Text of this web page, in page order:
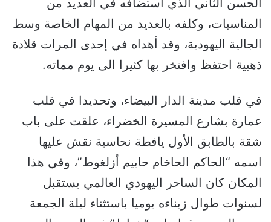
الحسن الثاني الذي استضافه في العديد من
المناسبات، وكلفه بالعديد من المهام الخاصة وسط
الجالية اليهودية، وقد أهداه في إحدى المرات قلادة
ذهبية احتفظ وافتخر بها كثيرا الى يوم مماته.
في قلب مدينة الدار البيضاء، وتحديدا في قلب
عمارة بشارع المسيرة الخضراء، علقت على باب
شقة بالطابق الأول يافطة نحاسية نقش عليها
اسمه “الحاكم الحاخام حاييم أزلغوط”، وفي هذا
المكان كان الساحر اليهودي العالمي يستقبل
لسنوات طوال زبناءه يوميا باستثناء ليلة الجمعة